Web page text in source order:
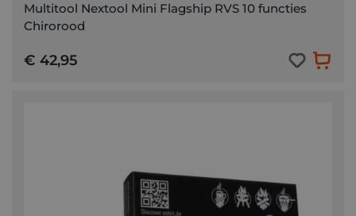
Multitool Nextool Mini Flagship RVS 10 functies
Chirorood
€ 42,95